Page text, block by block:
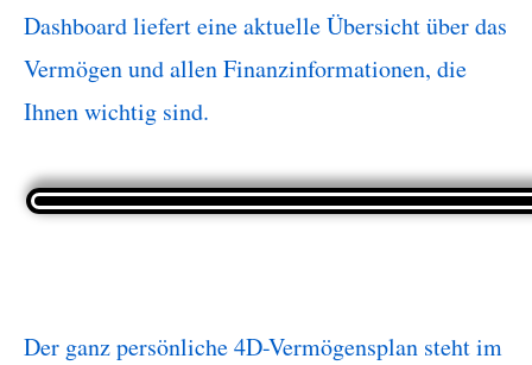
Dashboard liefert eine aktuelle Übersicht über das
Vermögen und allen Finanzinformationen, die
Ihnen wichtig sind.
Der ganz persönliche 4D-Vermögensplan steht im